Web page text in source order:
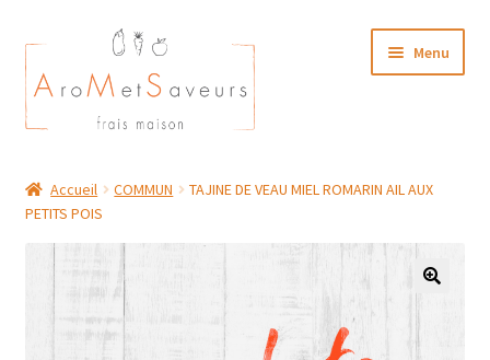
Aller
à
la
navigation
Aller
au
contenu
Menu
Plat du Jour/ Menu Week end
NOS BOUTIQUES
MON COMPTE
Accueil COMMUN
TAJINE DE VEAU MIEL ROMARIN AIL AUX
PETITS POIS